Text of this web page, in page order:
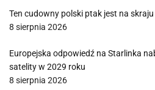
Ten cudowny polski ptak jest na
8 sierpnia 2026
Europejska odpowiedź na Starlinka
satelity w 2029 roku
8 sierpnia 2026